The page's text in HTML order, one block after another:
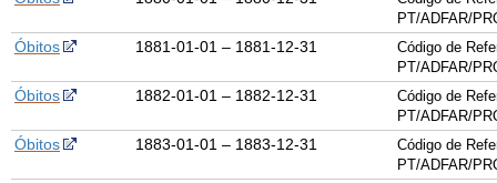
PT/ADFAR/
Óbitos 1881-01-01 – 1881-12-31
Código de
PT/ADFAR/
Óbitos 1882-01-01 – 1882-12-31
Código de
PT/ADFAR/
Óbitos 1883-01-01 – 1883-12-31
Código de
PT/ADFAR/